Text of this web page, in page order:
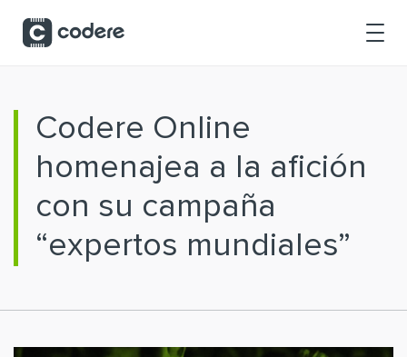
Codere Online
homenajea a la afición
con su campaña
“expertos mundiales”